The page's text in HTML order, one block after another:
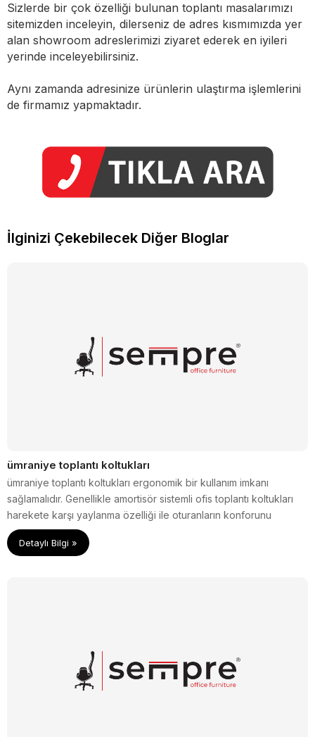
Sizlerde bir çok özelliği bulunan toplantı masalarımızı
sitemizden inceleyin, dilerseniz de adres kısmımızda yer
alan showroom adreslerimizi ziyaret ederek en iyileri
yerinde inceleyebilirsiniz.
Aynı zamanda adresinize ürünlerin ulaştırma işlemlerini
de firmamız yapmaktadır.
İlginizi Çekebilecek Diğer Bloglar
ümraniye toplantı koltukları
ümraniye toplantı koltukları ergonomik bir kullanım imkanı
sağlamalıdır. Genellikle amortisör sistemli ofis toplantı koltukları
harekete karşı yaylanma özelliği ile oturanların konforunu
sağlamaktadır.
Detaylı Bilgi »